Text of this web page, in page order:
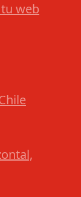
web